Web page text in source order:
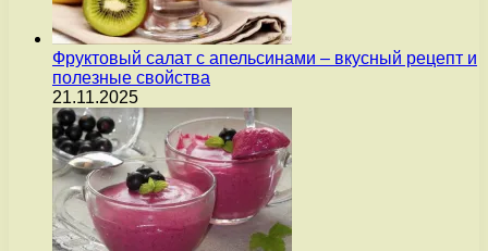
Фруктовый салат с апельсинами – вкусный рецепт и
полезные свойства
21.11.2025